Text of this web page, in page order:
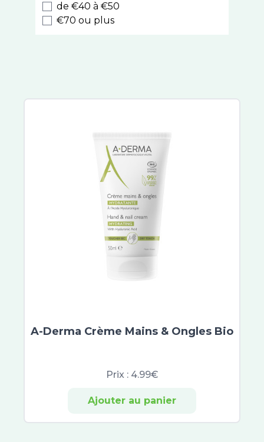
Nodé
Caudalie
Nuxe Hair Prodigieux
Rêve de Miel
Somatoline Cosmetic
Exomega Control
CicaManuka
Effaclar
de €40 à €50
€70 ou plus
A-Derma Crème Mains & Ongles Bio
Prix : 4.99€
Ajouter au panier